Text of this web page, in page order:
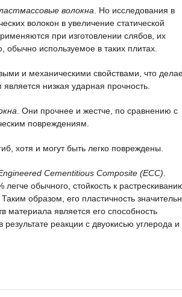
волокна . Но исследования в
волокон в увеличение статической
при изготовлении слябов, их
используемое в таких плитах.
и механическими свойствами, что
низкая ударная прочность.
. Они прочнее и жестче, по сравнению с
повреждениям.
хотя и могут быть легко повреждены.
Cementitious Composite (ECC)
обычного, стойкость к
образом, его пластичность
является его способность
реакции с двуокисью углерода и